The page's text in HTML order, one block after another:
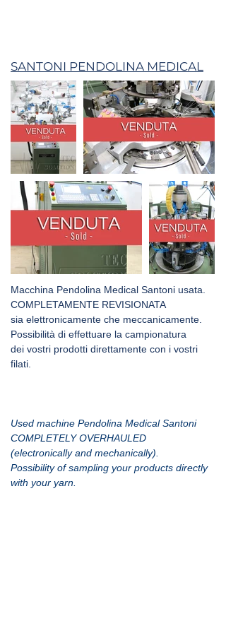
SANTONI PENDOLINA MEDICAL
Macchina Pendolina Medical Santoni usata.
COMPLETAMENTE REVISIONATA
sia elettronicamente che meccanicamente.
Possibilità di effettuare la campionatura
dei vostri prodotti direttamente con i vostri
filati.
Used machine Pendolina Medical Santoni
COMPLETELY OVERHAULED
(electronically and mechanically).
Possibility of sampling your products directly
with your yarn.